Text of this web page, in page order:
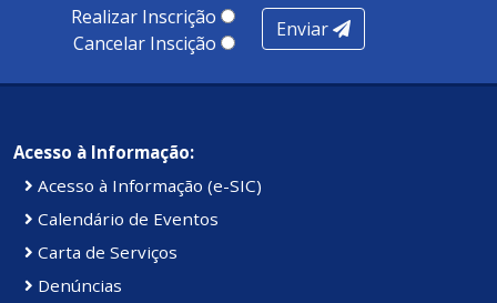
Kennedy.Realizar Inscrição
Cancelar Inscição
Enviar
Acesso à Informação:
Acesso à Informação (e-SIC)
Calendário de Eventos
Carta de Serviços
Denúncias